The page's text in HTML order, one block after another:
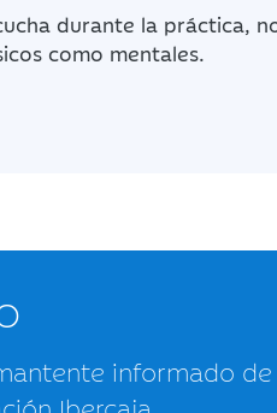
durante la práctica,
como mentales.
informado de